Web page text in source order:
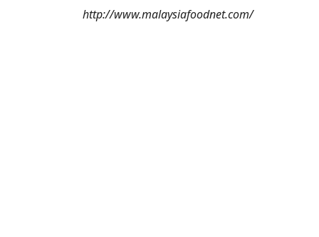
http://www.malaysiafoodnet.com/